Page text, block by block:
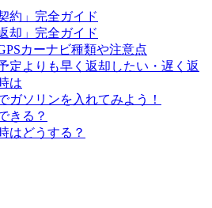
約」完全ガイド
却」完全ガイド
カーナビ種類や注意点
定よりも早く返却したい・遅く返
は
ガソリンを入れてみよう！
きる？
はどうする？